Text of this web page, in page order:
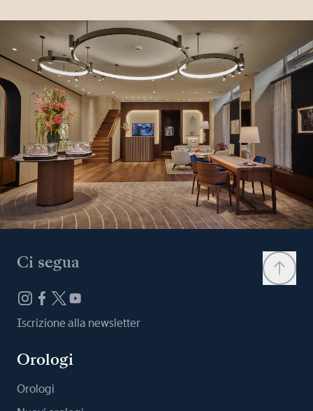
Ci segua
Iscrizione alla newsletter
Orologi
Orologi